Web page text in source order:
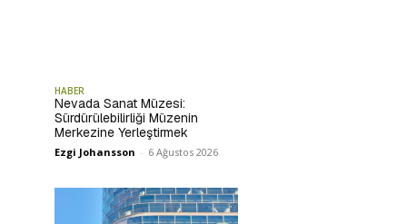
HABER
Nevada Sanat Müzesi:
Sürdürülebilirliği Müzenin
Merkezine Yerleştirmek
Ezgi Johansson - 6 Ağustos 2026